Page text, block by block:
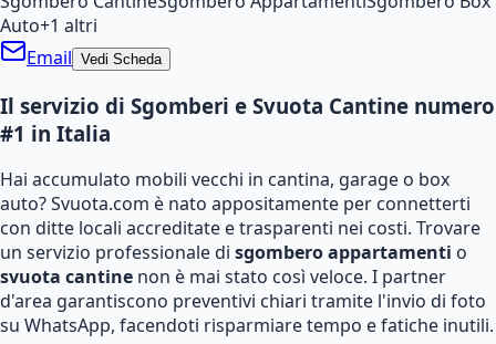
Auto+1 altri
Email Vedi Scheda
Il servizio di Sgomberi e Svuota Cantine numero
#1 in Italia
Hai accumulato mobili vecchi in cantina, garage o box
auto? Svuota.com è nato appositamente per connetterti
con ditte locali accreditate e trasparenti nei costi. Trovare
un servizio professionale di sgombero appartamenti o
svuota cantine non è mai stato così veloce. I partner
d'area garantiscono preventivi chiari tramite l'invio di foto
su WhatsApp, facendoti risparmiare tempo e fatiche inutili.